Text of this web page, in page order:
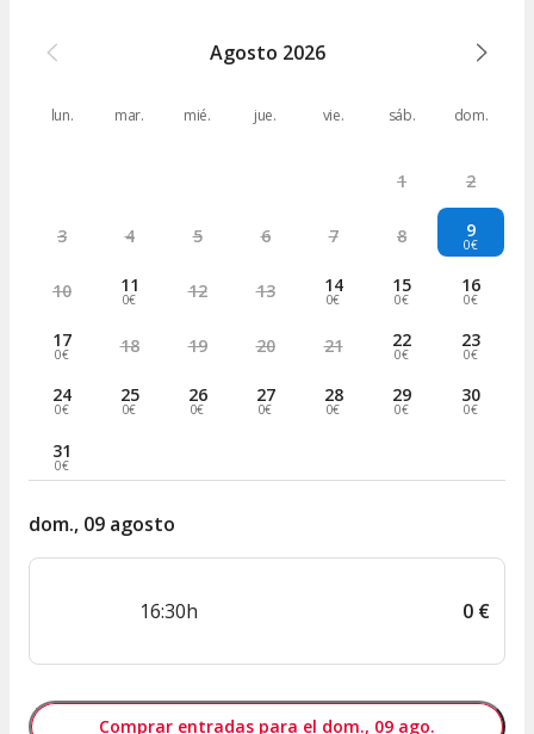
Agosto 2026
lun. mar. mié. jue. vie. sáb. dom.
1 2
3 4 5 6 7 8 9
0€
10 11
0€ 12 13 14
0€
15
0€
16
0€
17
0€ 18 19 20 21 22
0€
23
0€
24
0€
25
0€
26
0€
27
0€
28
0€
29
0€
30
0€
31
0€
dom., 09 agosto
16:30h 0 €
Comprar entradas para el dom., 09 ago.